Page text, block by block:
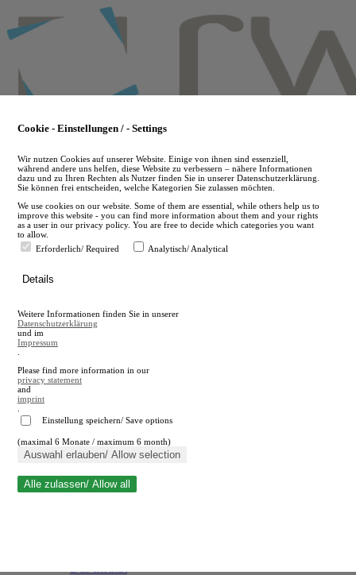
to
main
en
A
A
Suche schließen
Cookie - Einstellungen / - Settings
Wir nutzen Cookies auf unserer Website. Einige von ihnen sind essenziell,
während andere uns helfen, diese Website zu verbessern – nähere Informationen
dazu und zu Ihren Rechten als Nutzer finden Sie in unserer Datenschutzerklärung.
Sie können frei entscheiden, welche Kategorien Sie zulassen möchten.
We use cookies on our website. Some of them are essential, while others help us to
improve this website - you can find more information about them and your rights
as a user in our privacy policy. You are free to decide which categories you want
to allow.
Erforderlich/ Required
Analytisch/ Analytical
Details
Weitere Informationen finden Sie in unserer
Datenschutzerklärung
und im
Impressum
Please find more information in our
privacy statement
and
imprint
Einstellung speichern/ Save options
(maximal 6 Monate / maximum 6 month)
Auswahl erlauben/ Allow selection
Alle zulassen/ Allow all